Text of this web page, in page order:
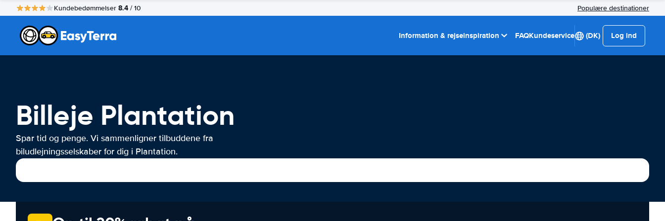
Kundebedømmelser 8.4 / 10 Populære destinationer
Information & rejseinspiration FAQKundeservice (DK) Log ind
Billeje Plantation
Spar tid og penge. Vi sammenligner tilbuddene fra
biludlejningsselskaber for dig i Plantation.